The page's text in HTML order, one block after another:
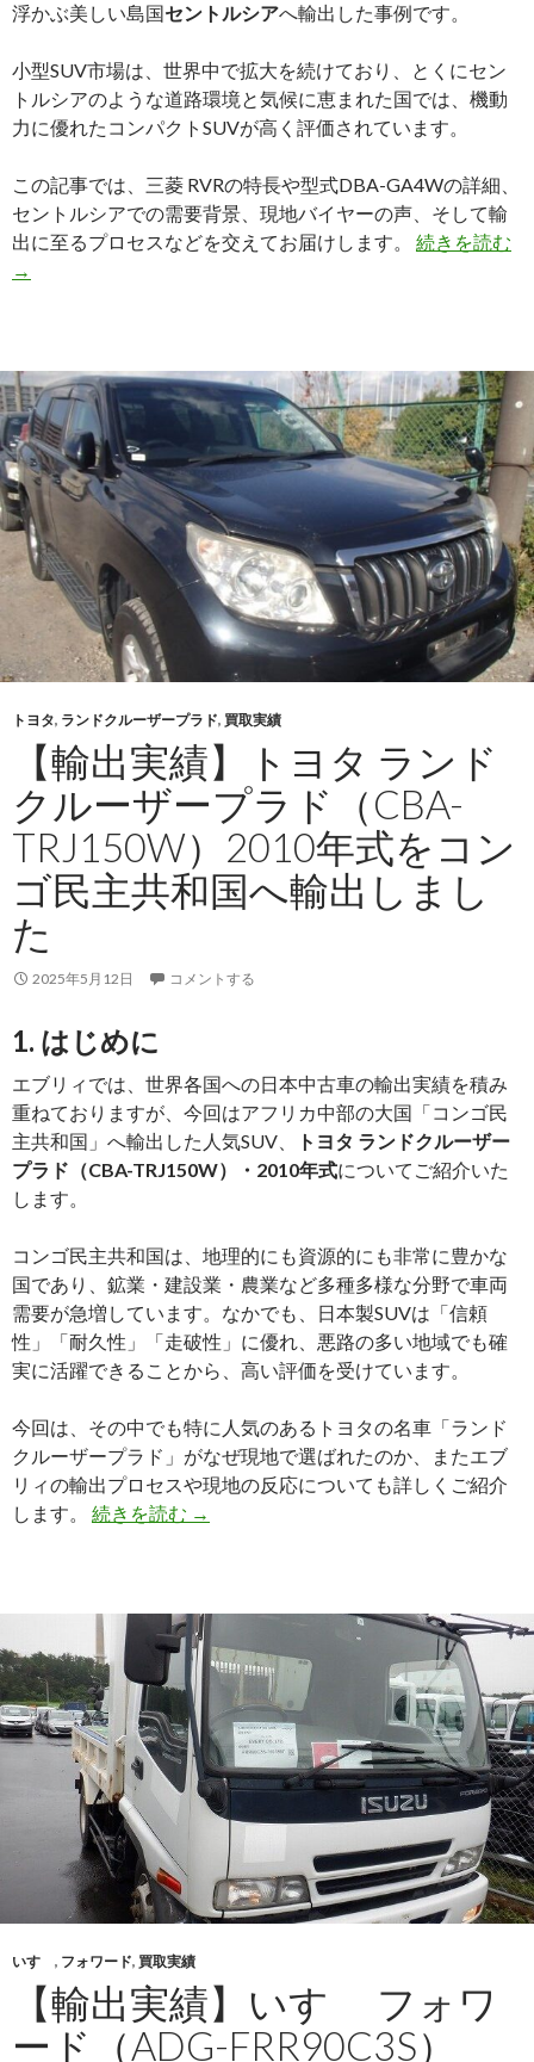
選
れ
る
理
と
は？
浮かぶ美しい島国セントルシアへ輸出した事例です。
小型SUV市場は、世界中で拡大を続けており、とくにセン
トルシアのような道路環境と気候に恵まれた国では、機動
力に優れたコンパクトSUVが高く評価されています。
この記事では、三菱 RVRの特長や型式DBA-GA4Wの詳細、
セントルシアでの需要背景、現地バイヤーの声、そして輸
出に至るプロセスなどを交えてお届けします。 続きを読む
年
式
を
セ
ン
ト
ル
コ
→
トヨタ, ランドクルーザープラド, 買取実績
【輸出実績】トヨタ ランド
クルーザープラド（CBA-
TRJ150W）2010年式をコン
ゴ民主共和国へ輸出しまし
た
2025年5月12日 コメントする
1. はじめに
エブリィでは、世界各国への日本中古車の輸出実績を積み
重ねておりますが、今回はアフリカ中部の大国「コンゴ民
主共和国」へ輸出した人気SUV、
トヨタ ランドクルーザー
プラド（CBA-TRJ150W）・2010年式についてご紹介いた
します。
コンゴ民主共和国は、地理的にも資源的にも非常に豊かな
国であり、鉱業・建設業・農業など多種多様な分野で車両
需要が急増しています。なかでも、日本製SUVは「信頼
性」「耐久性」「走破性」に優れ、悪路の多い地域でも確
実に活躍できることから、高い評価を受けています。
今回は、その中でも特に人気のあるトヨタの名車「ランド
クルーザープラド」がなぜ現地で選ばれたのか、またエブ
リィの輸出プロセスや現地の反応についても詳しくご紹介
します。 続きを読む
【輸
ト
ヨ
タ
ラ
ン
ド
ク
ー
ラ
ド
（CBA-
TRJ150W）
→
いすゞ , フォワード, 買取実績
【輸出実績】いすゞ フォワ
ード（ADG-FRR90C3S）